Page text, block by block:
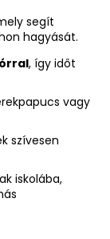
segít
hagyását.
, így időt
vagy
szívesen
iskolába,